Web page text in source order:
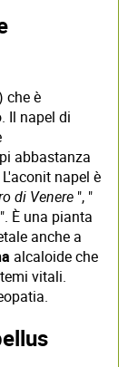
che è
Il napel di
abbastanza
napel è
di Venere ", "
". È una pianta
anche a
alcaloide che
vitali.